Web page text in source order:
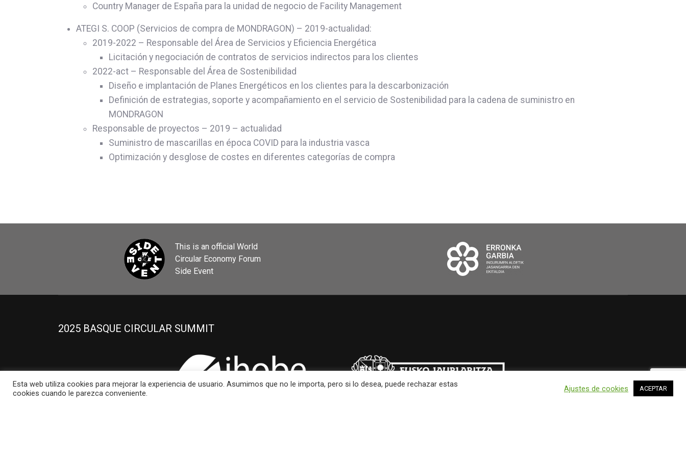
Country Manager de España para la unidad de negocio de Facility Management
ATEGI S. COOP (Servicios de compra de MONDRAGON) – 2019-actualidad:
2019-2022 – Responsable del Área de Servicios y Eficiencia Energética
Licitación y negociación de contratos de servicios indirectos para los clientes
2022-act – Responsable del Área de Sostenibilidad
Diseño e implantación de Planes Energéticos en los clientes para la descarbonización
Definición de estrategias, soporte y acompañamiento en el servicio de Sostenibilidad para la cadena de suministro en
MONDRAGON
Responsable de proyectos – 2019 – actualidad
Suministro de mascarillas en época COVID para la industria vasca
Optimización y desglose de costes en diferentes categorías de compra
This is an official World
Circular Economy Forum
Side Event
2025 BASQUE CIRCULAR SUMMIT
Esta web utiliza cookies para mejorar la experiencia de usuario. Asumimos que no le importa, pero si lo desea, puede rechazar estas
cookies cuando le parezca conveniente.
Ajustes de cookies ACEPTAR